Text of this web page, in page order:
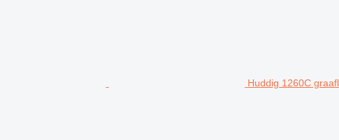
Huddig 1260C